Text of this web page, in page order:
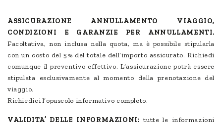
ASSICURAZIONE ANNULLAMENTO VIAGGIO,
CONDIZIONI E GARANZIE PER ANNULLAMENTI.
Facoltativa, non inclusa nella quota, ma è possibile stipularla
con un costo del 5% del totale dell’importo assicurato. Richiedi
comunque il preventivo effettivo. L’assicurazione potrà essere
stipulata esclusivamente al momento della prenotazione del
viaggio.
Richiedici l’opuscolo informativo completo.
VALIDITA’ DELLE INFORMAZIONI: tutte le informazioni